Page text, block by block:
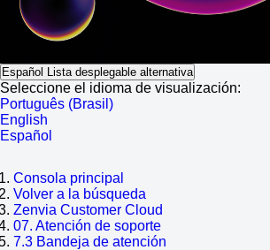
Español Lista desplegable alternativa
Seleccione el idioma de visualización:
Português (Brasil)
English
Español
Consola principal
Volver a la búsqueda
Zenvia Customer Cloud
07. Atención de soporte
7.3 Bandeja de atención